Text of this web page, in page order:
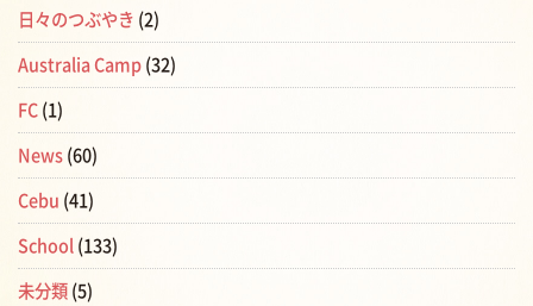
日々のつぶやき (2)
Australia Camp (32)
FC (1)
News (60)
Cebu (41)
School (133)
未分類 (5)